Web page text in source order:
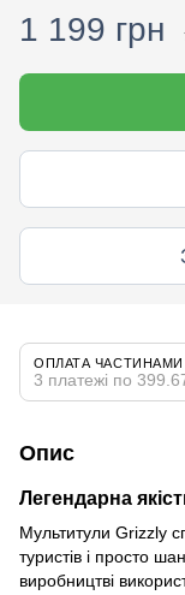
1 199 грн
ОПЛАТА ЧАСТИНАМИ
3 платежі по
Опис
Легендарна
Мультитули Grizzly
туристів і просто
виробництві